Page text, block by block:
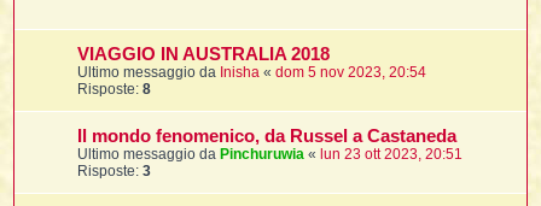
VIAGGIO IN AUSTRALIA 2018
Ultimo messaggio da Inisha «dom 5 nov 2023, 20:54
Risposte:8
Il mondo fenomenico, da Russel a Castaneda
Ultimo messaggio daPinchuruwia «lun 23 ott 2023, 20:51
Risposte:3